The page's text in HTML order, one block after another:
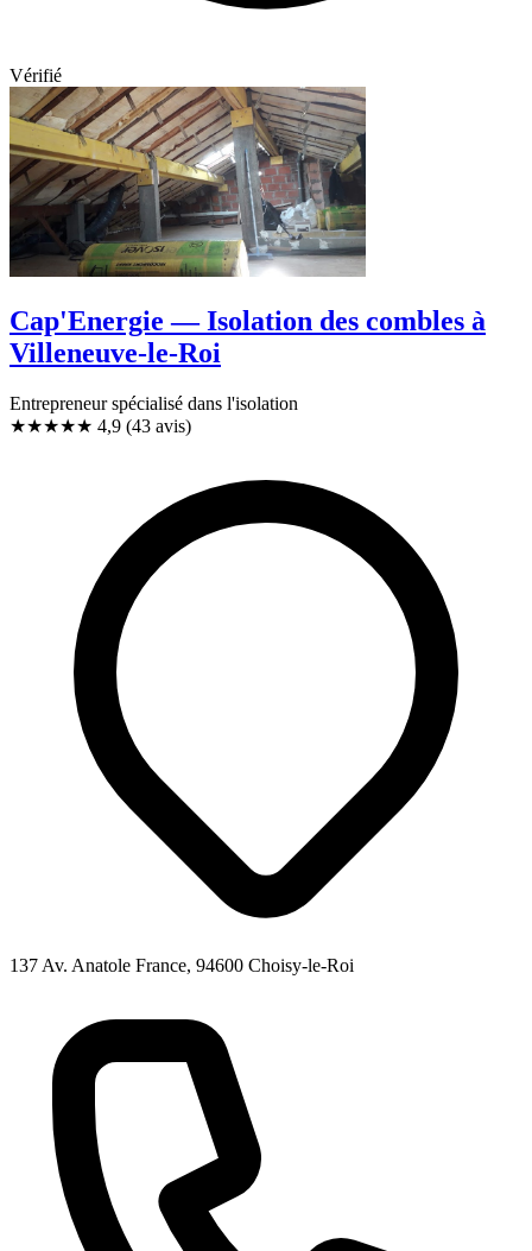
Vérifié
Cap'Energie — Isolation des combles à
Villeneuve-le-Roi
Entrepreneur spécialisé dans l'isolation
★★★★★ 4,9 (43 avis)
137 Av. Anatole France, 94600 Choisy-le-Roi